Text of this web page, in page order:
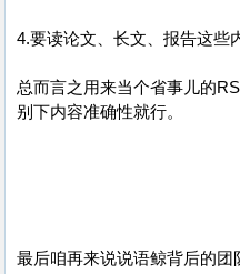
4.要读论文、长文、报告这些
总而言之用来当个省事儿的
别下内容准确性就行。
最后咱再来说说语鲸背后的团